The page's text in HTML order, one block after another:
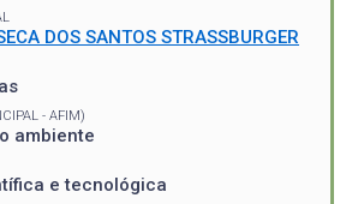
DOS SANTOS STRASSBURGER
- AFIM)
ambiente
e tecnológica